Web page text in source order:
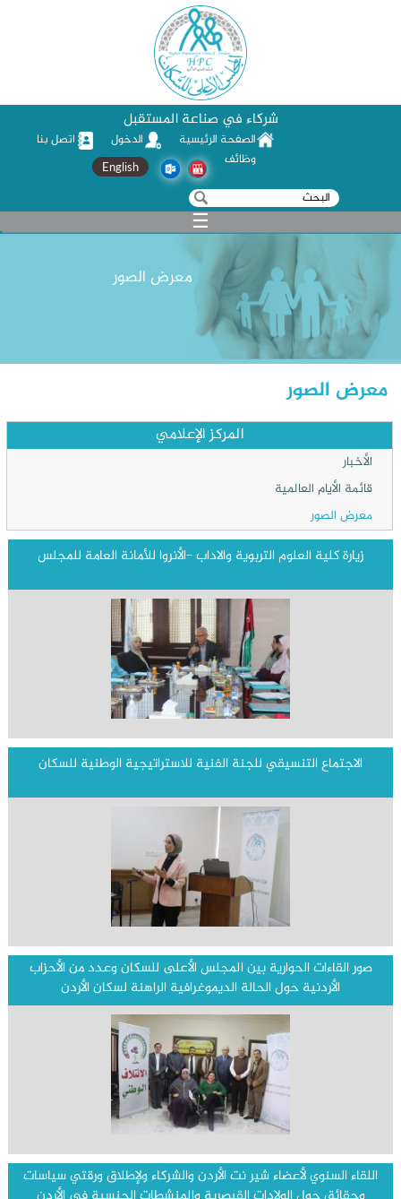
شركاء في صناعة المستقبل
الصفحة الرئيسية الدخول
اتصل بنا
وظائف
استمارة البحث
‏بحث ‏
English
☰
معرض الصور
معرض الصور
المركز الإعلامي
الأخبار
قائمة الأيام العالمية
معرض الصور
زيارة كلية العلوم التربوية والاداب -الأنروا للأمانة العامة للمجلس
الاجتماع التنسيقي للجنة الفنية للاستراتيجية الوطنية للسكان
صور القاءات الحوارية بين المجلس الأعلى للسكان وعدد من الأحزاب
الأردنية حول الحالة الديموغرافية الراهنة لسكان الأردن
اللقاء السنوي لأعضاء شير نت الأردن والشركاء ولإطلاق ورقتي سياسات